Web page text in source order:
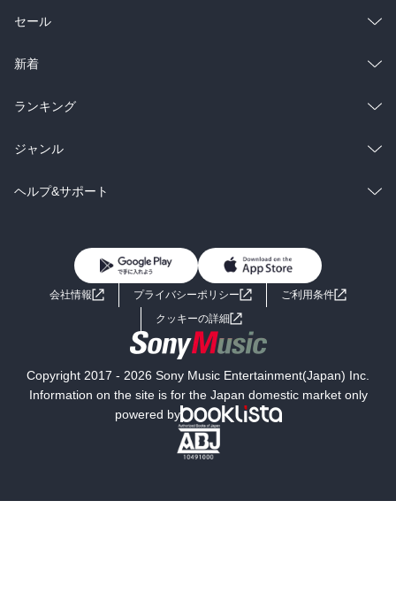
総合
ラノベ
雑誌・グラビア
BL・TL
セール
総合
ラノベ
雑誌・グラビア
BL・TL
新着
総合
ラノベ
雑誌・グラビア
ランキング
総合
ラノベ
ジャンル
コミック
ライトノベル 男子向けラノベ
小説
海外小説
ミステリー SF
文学
ヘルプ&サポート
よくあるご質問 お問い合わせ
会社情報 プライバシーポリシー
ご利用条件
クッキーの詳細
Copyright 2017 - 2026 Sony Music Entertainment(Japan) Inc.
Information on the site is for the Japan domestic market only
powered by